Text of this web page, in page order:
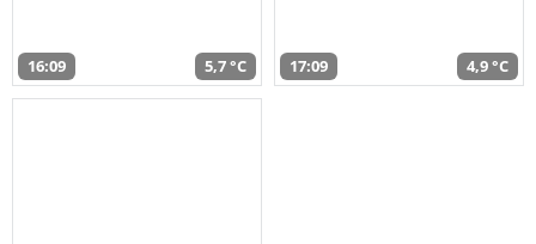
16:09 5,7 °C 17:09 4,9 °C